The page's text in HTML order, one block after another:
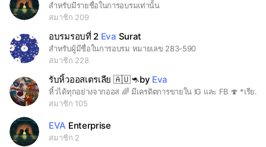
สำหรับมีรายชื่อในการอบรมเท่านั้น
สมาชิก 209
อบรมรอบที่ 2 Eva Surat
สำหรับผู้มีชื่อในการอบรม หมายเลข 283-590
สมาชิก 228
รับหิ้วออสเตรเลีย 🇦🇺🦘by Eva
หิ้วได้ทุกอย่างจากออส 🌈 มีเครดิตการขายใน IG และ FB 🍄 *เรียกแมสได้* “ตามหาของ กดสั่งเว็ป หิ้วสรรพัด” ของใช้เด็ก #วิตามิน #ครีมรกแกะ #รองเท้า #แบรนด์เนม ไข่จิงโจ้ ผัก,ผลไม้สด
สมาชิก 105
EVA Enterprise
สมาชิก 2